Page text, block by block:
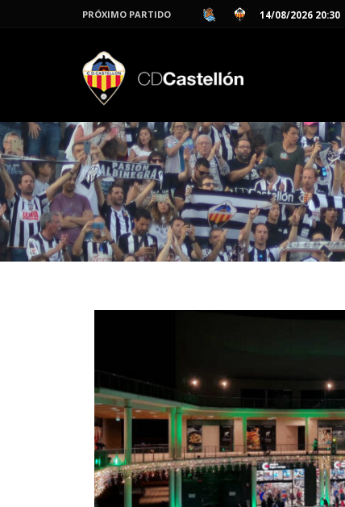
PRÓXIMO PARTIDO 14/08/2026 20:30